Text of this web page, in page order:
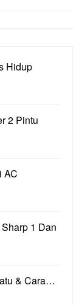
Hidup
2 Pintu
AC
1 Dan
& Cara…